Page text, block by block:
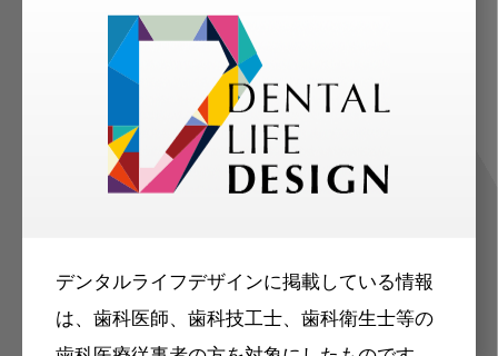
デンタルライフデザインに掲載している情報
は、歯科医師、歯科技工士、歯科衛生士等の
ご登録いただいた職種（歯科医師、歯
科衛生士、歯科技工士）に合わせた内
容のメールマガジンをお届けします。